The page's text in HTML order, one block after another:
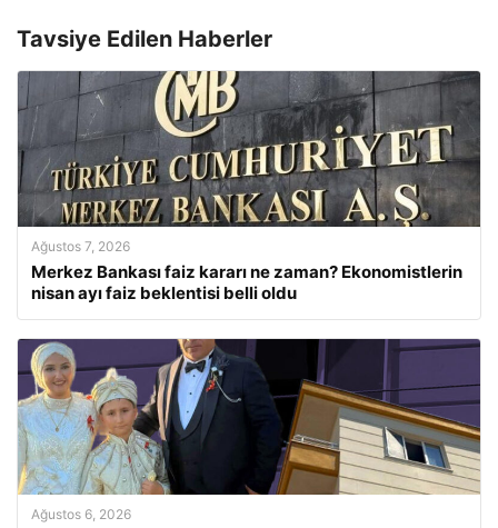
Tavsiye Edilen Haberler
Ağustos 7, 2026
Merkez Bankası faiz kararı ne zaman? Ekonomistlerin
nisan ayı faiz beklentisi belli oldu
Ağustos 6, 2026